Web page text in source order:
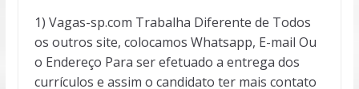
1) Vagas-sp.com Trabalha Diferente de Todos
os outros site, colocamos Whatsapp, E-mail Ou
o Endereço Para ser efetuado a entrega dos
currículos e assim o candidato ter mais contato